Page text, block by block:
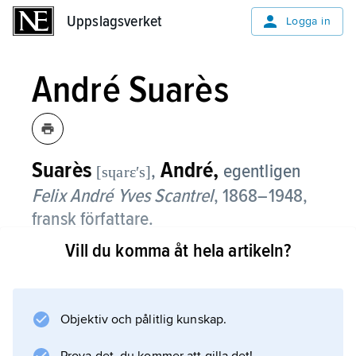
Uppslagsverket Logga in
André Suarès
Suarès [sɥarɛʹs], André, egentligen
Felix André Yves Scantrel, 1868–1948,
fransk författare.
André Suarès verk omfattar poesi,
(1913), lyriska reseskildringar, till exempel
Vill du komma åt hela artikeln?
Objektiv och pålitlig kunskap.